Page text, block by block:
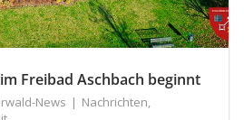
Freibad Aschbach beginnt
News Nachrichten,